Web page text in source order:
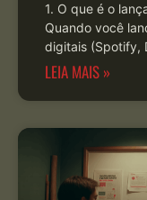
1. O que é o
Quando você
digitais (Spotify,
LEIA MAIS »